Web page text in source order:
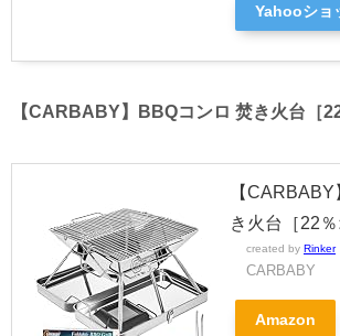
Yahooショ
【CARBABY】BBQコンロ 焚き火台［22
【
き火台［22％
created by Rinker
CARBABY
Amazon